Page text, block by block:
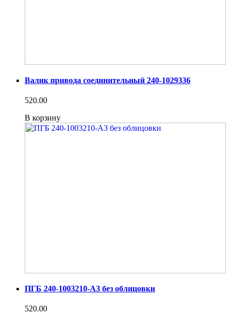
Валик привода соединительный 240-1029336
520.00
В корзину
ПГБ 240-1003210-А3 без облицовки
520.00